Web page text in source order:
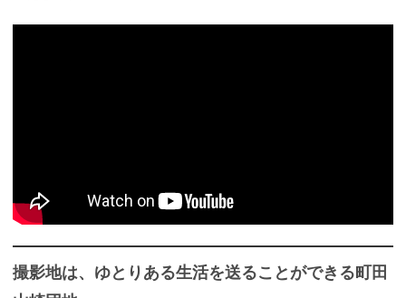
撮影地は、ゆとりある生活を送ることができる町田